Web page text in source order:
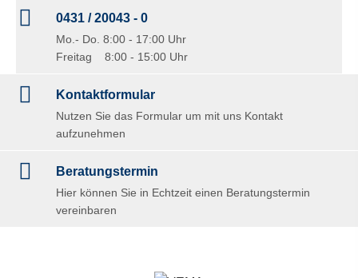
0431 / 20043 - 0
Mo.- Do. 8:00 - 17:00 Uhr
Freitag 8:00 - 15:00 Uhr
Kontaktformular
Nutzen Sie das Formular um mit uns Kontakt
aufzunehmen
Beratungstermin
Hier können Sie in Echtzeit einen Beratungstermin
vereinbaren